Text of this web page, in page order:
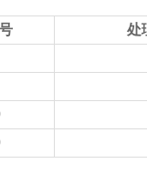
处